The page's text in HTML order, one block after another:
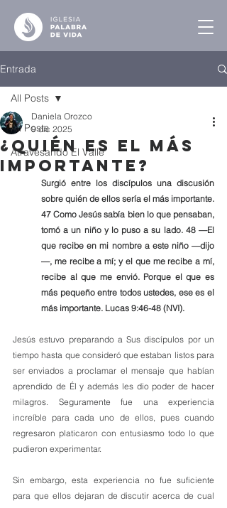
Entrada
All Posts
Atravesando El Valle
All Posts
¿Quién es el más
Importante?
Daniela Orozco
9 dic 2025
Surgió entre los discípulos una discusión
sobre quién de ellos sería el más importante.
47 Como Jesús sabía bien lo que pensaban,
tomó a un niño y lo puso a su lado. 48 —El
que recibe en mi nombre a este niño —dijo
—, me recibe a mí; y el que me recibe a mí,
recibe al que me envió. Porque el que es
más pequeño entre todos ustedes, ese es el
más importante. Lucas 9:46-48 (NVI).
Jesús estuvo preparando a Sus discípulos por un
tiempo hasta que consideró que estaban listos para
ser enviados a proclamar el mensaje que habían
aprendido de Él y además les dio poder de hacer
milagros. Seguramente fue una experiencia
increíble para cada uno de ellos, pues cuando
regresaron platicaron con entusiasmo todo lo que
pudieron experimentar.
Sin embargo, esta experiencia no fue suficiente
para que ellos dejaran de discutir acerca de cual